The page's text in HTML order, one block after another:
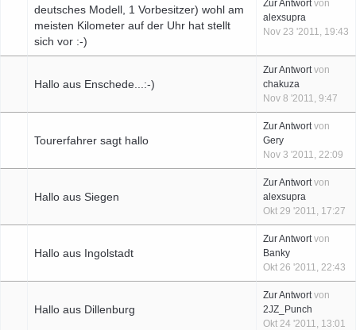
deutsches Modell, 1 Vorbesitzer) wohl am
meisten Kilometer auf der Uhr hat stellt
sich vor :-)
Zur Antwortvon
alexsupra
Nov 23 '2011, 19:43
Hallo aus Enschede...:-)
Zur Antwortvon
chakuza
Nov 8 '2011, 9:47
Tourerfahrer sagt hallo
Zur Antwortvon
Gery
Nov 3 '2011, 22:09
Hallo aus Siegen
Zur Antwortvon
alexsupra
Okt 29 '2011, 17:27
Hallo aus Ingolstadt
Zur Antwortvon
Banky
Okt 26 '2011, 22:43
Hallo aus Dillenburg
Zur Antwortvon
2JZ_Punch
Okt 24 '2011, 13:01